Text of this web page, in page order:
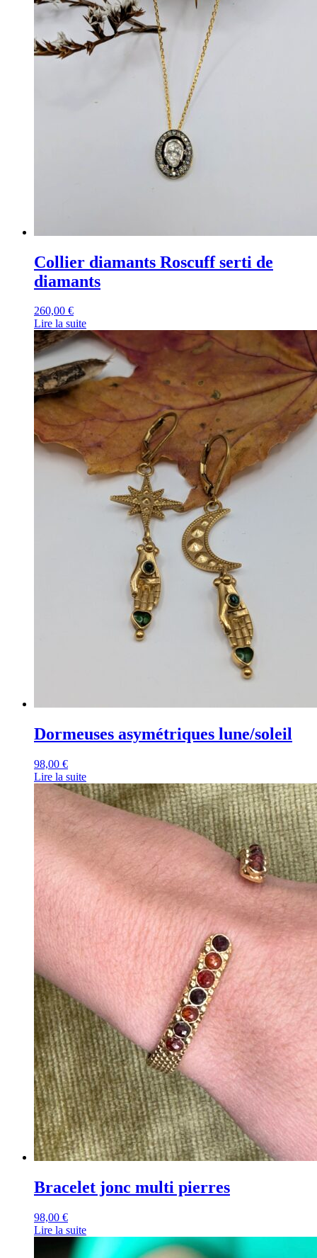
Collier diamants Roscuff serti de
diamants
260,00 €
Lire la suite
Dormeuses asymétriques lune/soleil
98,00 €
Lire la suite
Bracelet jonc multi pierres
98,00 €
Lire la suite